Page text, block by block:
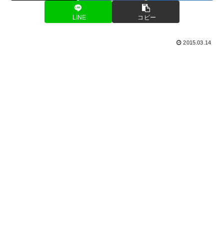
LINE コピー
2015.03.14